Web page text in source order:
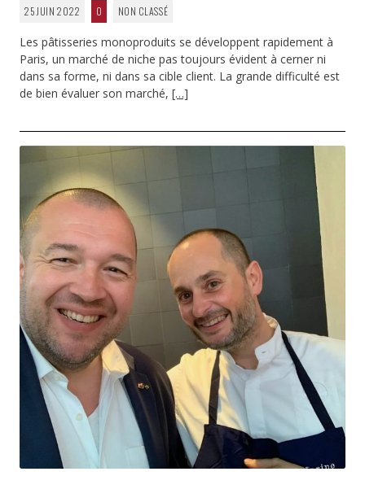
25 JUIN 2022 0 NON CLASSÉ
Les pâtisseries monoproduits se développent rapidement à
Paris, un marché de niche pas toujours évident à cerner ni
dans sa forme, ni dans sa cible client. La grande difficulté est
de bien évaluer son marché, […]